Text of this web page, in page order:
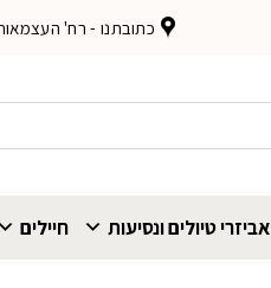
כתובתנו - רח' העצמאות 53,
אביזרי טיולים ונסיעות חיילים